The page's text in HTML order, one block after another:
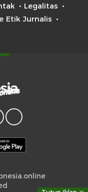
Legalitas
Etik Jurnalis